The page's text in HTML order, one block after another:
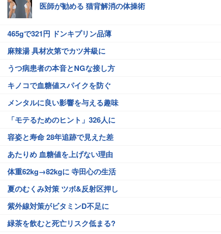
医師が勧める 猫背解消の体操術
465gで321円 ドンキプリン品薄
麻辣湯 具材次第でカツ丼級に
うつ病患者の本音とNGな接し方
キノコで血糖値スパイクを防ぐ
メンタルに良い影響を与える趣味
「モテるためのヒント」326人に
容姿と寿命 28年追跡で見えた差
あたりめ 血糖値を上げない理由
体重62kg→82kgに 寺田心の生活
夏のむくみ対策 ツボ&反射区押し
紫外線対策がビタミンD不足に
緑茶を飲むと死亡リスク低まる?